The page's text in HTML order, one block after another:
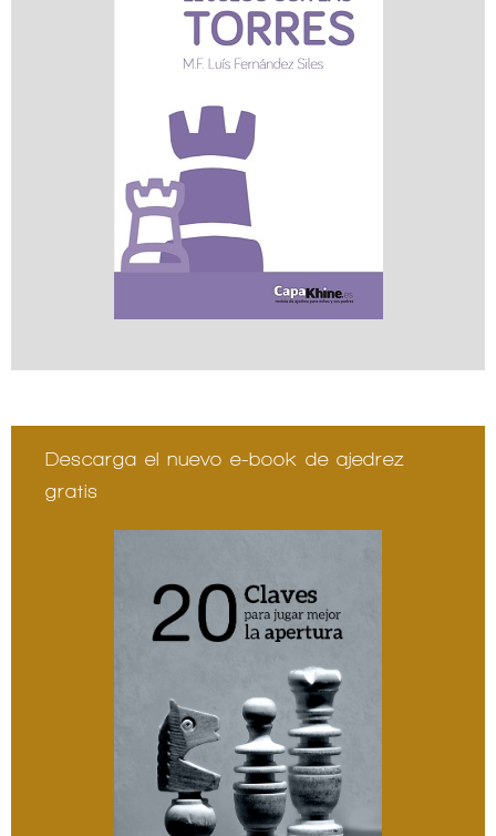
Descarga el nuevo e-book de ajedrez
gratis